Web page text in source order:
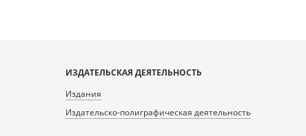
ИЗДАТЕЛЬСКАЯ ДЕЯТЕЛЬНОСТЬ
Издания
Издательско-полиграфическая деятельность